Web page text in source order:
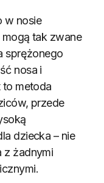
w nosie
tak zwane
sprężonego
nosa i
metoda
przede
dziecka – nie
z żadnymi